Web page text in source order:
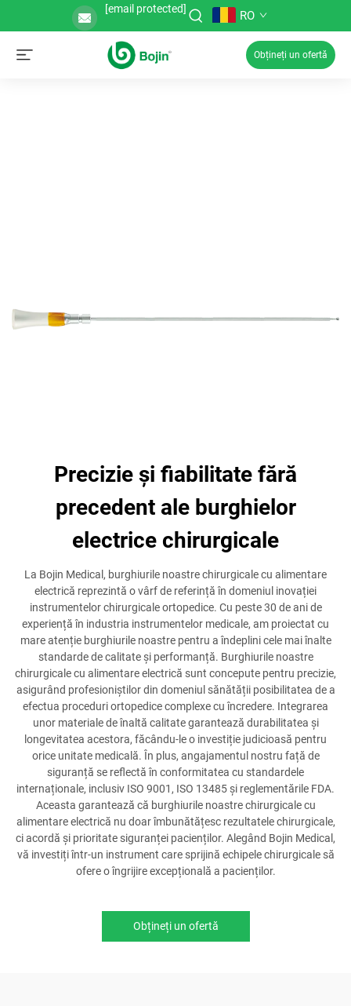
[email protected] RO
Obțineți un ofertă
Precizie și fiabilitate fără
precedent ale burghielor
electrice chirurgicale
La Bojin Medical, burghiurile noastre chirurgicale cu alimentare
electrică reprezintă o vârf de referință în domeniul inovației
instrumentelor chirurgicale ortopedice. Cu peste 30 de ani de
experiență în industria instrumentelor medicale, am proiectat cu
mare atenție burghiurile noastre pentru a îndeplini cele mai înalte
standarde de calitate și performanță. Burghiurile noastre
chirurgicale cu alimentare electrică sunt concepute pentru precizie,
asigurând profesioniștilor din domeniul sănătății posibilitatea de a
efectua proceduri ortopedice complexe cu încredere. Integrarea
unor materiale de înaltă calitate garantează durabilitatea și
longevitatea acestora, făcându-le o investiție judicioasă pentru
orice unitate medicală. În plus, angajamentul nostru față de
siguranță se reflectă în conformitatea cu standardele
internaționale, inclusiv ISO 9001, ISO 13485 și reglementările FDA.
Aceasta garantează că burghiurile noastre chirurgicale cu
alimentare electrică nu doar îmbunătățesc rezultatele chirurgicale,
ci acordă și prioritate siguranței pacienților. Alegând Bojin Medical,
vă investiți într-un instrument care sprijină echipele chirurgicale să
ofere o îngrijire excepțională a pacienților.
Obțineți un ofertă